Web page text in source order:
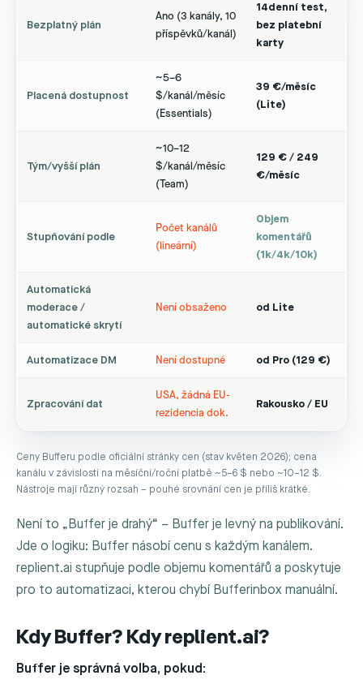
Bezplatný plán
Ano (3 kanály, 10
příspěvků/kanál)
14denní test,
bez platební
karty
Placená dostupnost
~5–6
$/kanál/měsíc
(Essentials)
39 €/měsíc
(Lite)
Tým/vyšší plán
~10–12
$/kanál/měsíc
(Team)
129 € / 249
€/měsíc
Stupňování podle
Počet kanálů
(lineární)
Objem
komentářů
(1k/4k/10k)
Automatická
moderace /
automatické skrytí
Není obsaženo od Lite
Automatizace DM Není dostupné od Pro (129 €)
Zpracování dat
USA, žádná EU-
rezidencia dok.
Rakousko / EU
Ceny Bufferu podle oficiální stránky cen (stav květen 2026); cena
kanálu v závislosti na měsíční/roční platbě ~5–6 $ nebo ~10–12 $.
Nástroje mají různý rozsah – pouhé srovnání cen je příliš krátké.
Není to „Buffer je drahý“ – Buffer je levný na publikování.
Jde o logiku: Buffer násobí cenu s každým kanálem.
replient.ai stupňuje podle objemu komentářů a poskytuje
pro to automatizaci, kterou chybí Bufferinbox manuální.
Kdy Buffer? Kdy replient.ai?
Buffer je správná volba, pokud: